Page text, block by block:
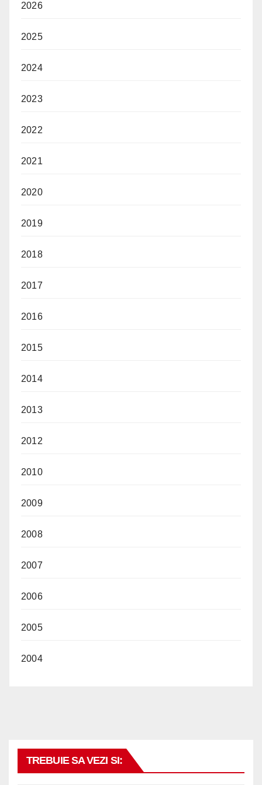
2026
2025
2024
2023
2022
2021
2020
2019
2018
2017
2016
2015
2014
2013
2012
2010
2009
2008
2007
2006
2005
2004
TREBUIE SA VEZI SI: